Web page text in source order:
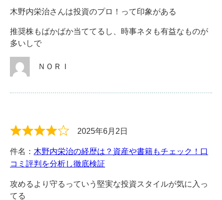
木野内栄治さんは投資のプロ！って印象がある
推奨株もばかばか当ててるし、時事ネタも有益なものが
多いしで
ＮＯＲＩ
2025年6月2日
件名： 木野内栄治の経歴は？資産や書籍もチェック！口
コミ評判を分析し徹底検証
攻めるより守るっていう堅実な投資スタイルが気に入っ
てる